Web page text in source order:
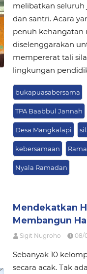
melibatkan seluruh
dan santri. Acara
penuh kehangatan
diselenggarakan
mempererat tali
lingkungan
bukapuasabersama
TPA Baabbul Jannah
Desa Mangkalapi
kebersamaan
Nyala Ramadan
Mendekatkan
Membangun
Sigit Nugroho 08/
Sebanyak 10
secara acak. Tak